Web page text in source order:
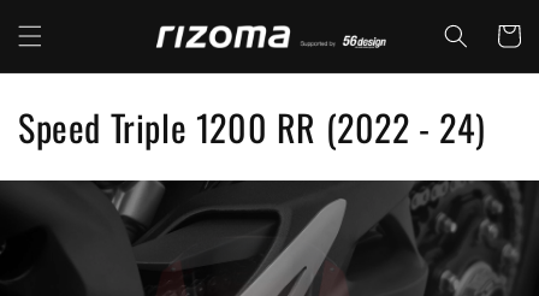
ンツに
進む
ー
コ
レ
ク
シ
Speed Triple 1200 RR (2022 - 24)